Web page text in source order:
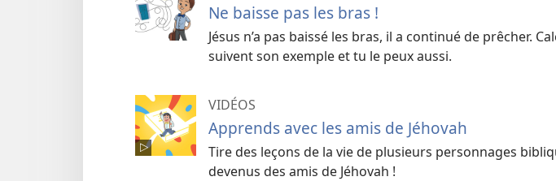
Ne baisse pas les bras !
Jésus n’a pas baissé les bras, il a continué de prêcher.
suivent son exemple et tu le peux aussi.
VIDÉOS
Apprends avec les amis de Jéhovah
Tire des leçons de la vie de plusieurs personnages
devenus des amis de Jéhovah !